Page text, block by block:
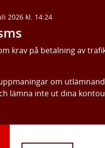
2026 kl. 14:24
krav på betalning av
om
lämna inte ut dina